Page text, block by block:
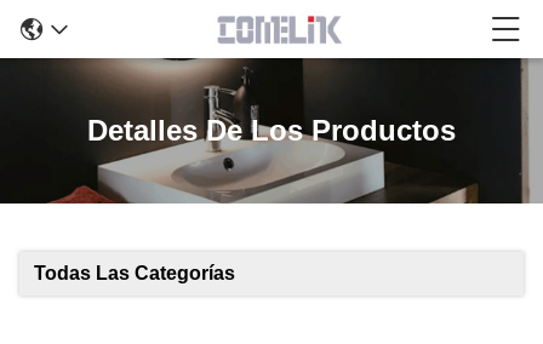
Detalles De Los Productos
Todas Las Categorías